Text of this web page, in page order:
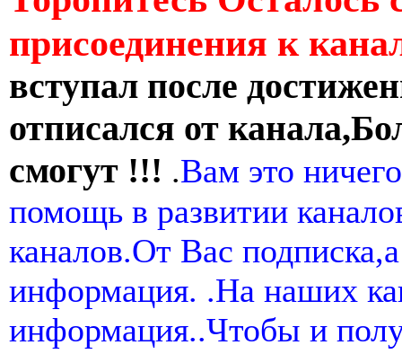
присоединения к
вступал после
отписался от
смогут !!! .Вам это
помощь в развитии
каналов.От Вас
информация. .На наших
информация..Чтобы и